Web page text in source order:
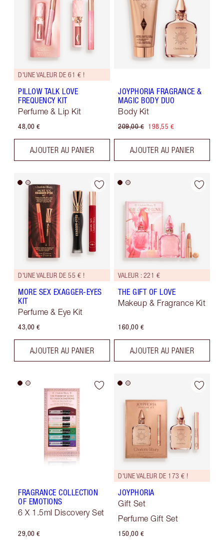
D'UNE VALEUR DE 61 € !
PILLOW TALK LOVE
FREQUENCY KIT
Perfume & Lip Kit
48,00 €
AJOUTER AU PANIER
JOYPHORIA FRAGRANCE &
MAGIC BODY DUO
Body Kit
209,00 € 198,55 €
AJOUTER AU PANIER
D'UNE VALEUR DE 55 € !
MORE SEX EXAGGER-EYES
KIT
Perfume & Eye Kit
43,00 €
AJOUTER AU PANIER
VALEUR : 221 €
THE GIFT OF LOVE
Makeup & Fragrance Kit
160,00 €
AJOUTER AU PANIER
FRAGRANCE COLLECTION
OF EMOTIONS
6 X 1.5ml Discovery Set
29,00 €
D'UNE VALEUR DE 173 € !
JOYPHORIA
Gift Set
Perfume Gift Set
150,00 €